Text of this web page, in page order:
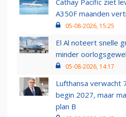
Cathay Pacific ziet
A350F maanden
05-08-2026, 15:25
El Al noteert snelle
minder
05-08-2026, 14:17
Lufthansa verwacht
begin 2027, maar
plan B